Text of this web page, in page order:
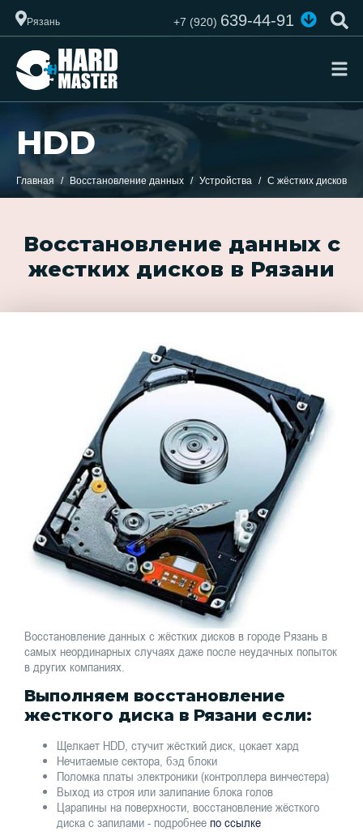
Рязань +7 (920)639-44-91
HDD
Главная Восстановление данных Устройства С жёстких дисков
Восстановление данных с
жестких дисков в Рязани
Восстановление данных с жёстких дисков в городе Рязань в
самых неординарных случаях даже после неудачных попыток
в других компаниях.
Выполняем восстановление
жесткого диска в Рязани если:
Щелкает HDD, стучит жёсткий диск, цокает хард
Нечитаемые сектора, бэд блоки
Поломка платы электроники (контроллера винчестера)
Выход из строя или залипание блока голов
Царапины на поверхности, восстановление жёсткого
диска с запилами - подробнее по ссылке